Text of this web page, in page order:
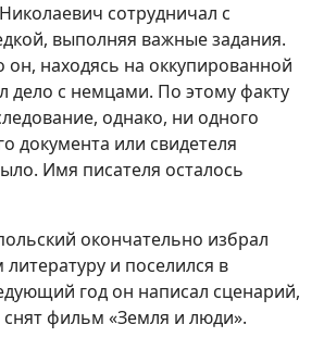
сотрудничал с
выполняя важные задания.
он, находясь на оккупированной
дело с немцами. По этому факту
однако, ни одного
документа или свидетеля
Имя писателя осталось
окончательно избрал
и поселился в
год он написал сценарий,
фильм «Земля и люди».